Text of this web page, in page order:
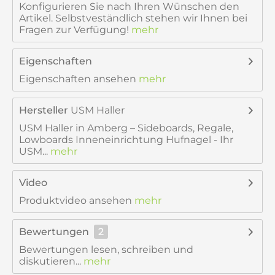
Konfigurieren Sie nach Ihren Wünschen den
Artikel. Selbstveständlich stehen wir Ihnen bei
Fragen zur Verfügung! mehr
Eigenschaften
Eigenschaften ansehen mehr
Hersteller USM Haller
USM Haller in Amberg – Sideboards, Regale,
Lowboards Inneneinrichtung Hufnagel - Ihr
USM... mehr
Video
Produktvideo ansehen mehr
Bewertungen
2
Bewertungen lesen, schreiben und
diskutieren... mehr